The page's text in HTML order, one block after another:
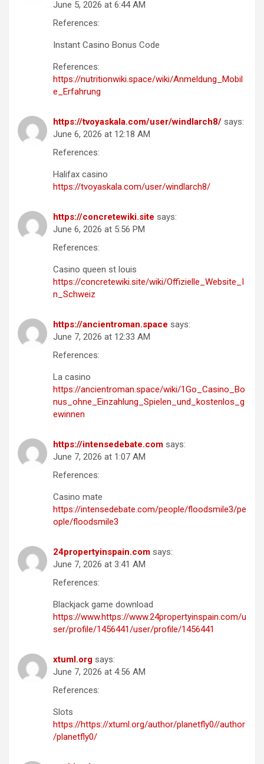
June 5, 2026 at 6:44 AM
References:
Instant Casino Bonus Code
References:
https://nutritionwiki.space/wiki/Anmeldung_Mobil
e_Erfahrung
https://tvoyaskala.com/user/windlarch8/ says:
June 6, 2026 at 12:18 AM
References:
Halifax casino
https://tvoyaskala.com/user/windlarch8/
https://concretewiki.site says:
June 6, 2026 at 5:56 PM
References:
Casino queen st louis
https://concretewiki.site/wiki/Offizielle_Website_I
n_Schweiz
https://ancientroman.space says:
June 7, 2026 at 12:33 AM
References:
La casino
https://ancientroman.space/wiki/1Go_Casino_Bo
nus_ohne_Einzahlung_Spielen_und_kostenlos_g
ewinnen
https://intensedebate.com says:
June 7, 2026 at 1:07 AM
References:
Casino mate
https://intensedebate.com/people/floodsmile3/pe
ople/floodsmile3
24propertyinspain.com says:
June 7, 2026 at 3:41 AM
References:
Blackjack game download
https://www.https://www.24propertyinspain.com/u
ser/profile/1456441/user/profile/1456441
xtuml.org says:
June 7, 2026 at 4:56 AM
References:
Slots
https://https://xtuml.org/author/planetfly0//author
/planetfly0/